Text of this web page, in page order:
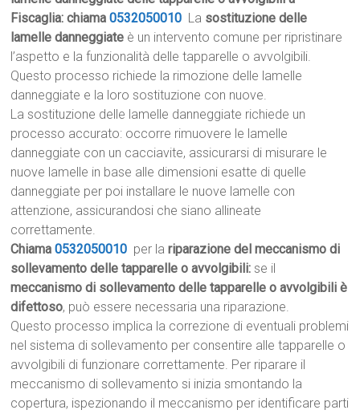
Fiscaglia: chiama0532050010 La sostituzione delle
lamelle danneggiate è un intervento comune per ripristinare
l’aspetto e la funzionalità delle tapparelle o avvolgibili.
Questo processo richiede la rimozione delle lamelle
danneggiate e la loro sostituzione con nuove.
La sostituzione delle lamelle danneggiate richiede un
processo accurato: occorre rimuovere le lamelle
danneggiate con un cacciavite, assicurarsi di misurare le
nuove lamelle in base alle dimensioni esatte di quelle
danneggiate per poi installare le nuove lamelle con
attenzione, assicurandosi che siano allineate
correttamente.
Chiama0532050010 per lariparazione del meccanismo di
sollevamento delle tapparelle o avvolgibili: se il
meccanismo di sollevamento delle tapparelle o avvolgibili è
difettoso, può essere necessaria una riparazione.
Questo processo implica la correzione di eventuali problemi
nel sistema di sollevamento per consentire alle tapparelle o
avvolgibili di funzionare correttamente. Per riparare il
meccanismo di sollevamento si inizia smontando la
copertura, ispezionando il meccanismo per identificare parti